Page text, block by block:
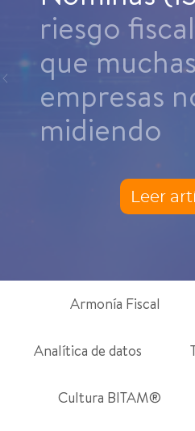
riesgo
que muchas
empresas
midiendo
Leer
Previous
Armonía Fiscal
Analítica de datos
Cultura BITAM®